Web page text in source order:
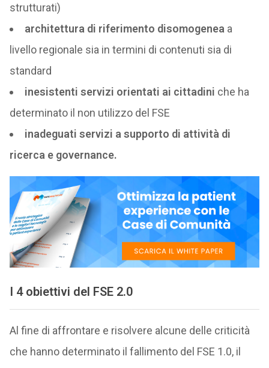
strutturati)
architettura di riferimento disomogenea a
livello regionale sia in termini di contenuti sia di
standard
inesistenti servizi orientati ai cittadini che ha
determinato il non utilizzo del FSE
inadeguati servizi a supporto di attività di
ricerca e governance.
I 4 obiettivi del FSE 2.0
Al fine di affrontare e risolvere alcune delle criticità
che hanno determinato il fallimento del FSE 1.0, il